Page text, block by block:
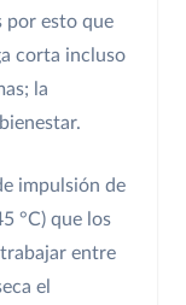
por esto que
corta incluso
la
impulsión de
°C) que los
entre
el